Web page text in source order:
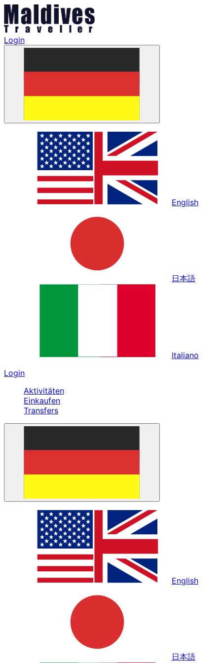
Login
English
日本語
Italiano
Login
Aktivitäten
Einkaufen
Transfers
English
日本語